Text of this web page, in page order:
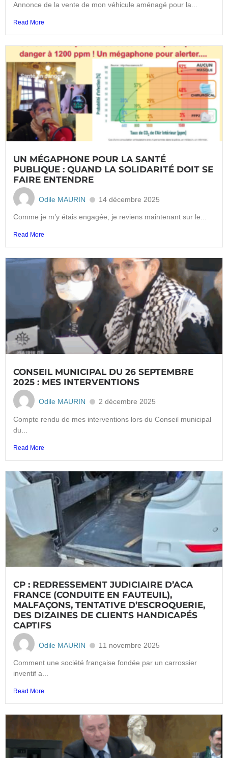
Annonce de la vente de mon véhicule aménagé pour la...
Read More
UN MÉGAPHONE POUR LA SANTÉ
PUBLIQUE : QUAND LA SOLIDARITÉ DOIT SE
FAIRE ENTENDRE
Odile MAURIN 14 décembre 2025
Comme je m’y étais engagée, je reviens maintenant sur le...
Read More
CONSEIL MUNICIPAL DU 26 SEPTEMBRE
2025 : MES INTERVENTIONS
Odile MAURIN 2 décembre 2025
Compte rendu de mes interventions lors du Conseil municipal
du...
Read More
CP : REDRESSEMENT JUDICIAIRE D’ACA
FRANCE (CONDUITE EN FAUTEUIL),
MALFAÇONS, TENTATIVE D’ESCROQUERIE,
DES DIZAINES DE CLIENTS HANDICAPÉS
CAPTIFS
Odile MAURIN 11 novembre 2025
Comment une société française fondée par un carrossier
inventif a...
Read More